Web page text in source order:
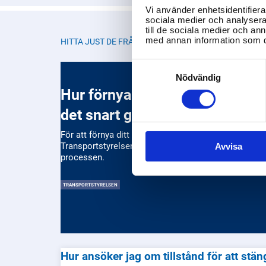
Vi använder
sociala medier och
till de sociala medier och
med annan information som
Consent
Nödvändig
Avvisa
HITTA JUST DE FRÅGOR DU LETAR EFTER
Hur förnyar jag mitt körkort när
det snart går ut?
För att förnya ditt körkort, kontakta
Transportstyrelsen. De kan guida dig genom
processen.
TRANSPORTSTYRELSEN
Hur ansöker jag om tillstånd för att